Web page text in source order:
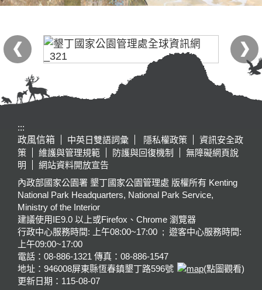
:::
政風信箱
中英日雙語詞彙 隱私權政策
資訊安全政
策
維護與管理規範 防護與回復機制
無障礙網頁說
明
網站資料開放宣告
內政部國家公園署 墾丁國家公園管理處 版權所有 Kenting
National Park Headquarters, National Park Service,
Ministry of the Interior
建議使用IE9.0 以上或Firefox、Chrome 瀏覽器
行政中心服務時間: 上午08:00~17:00 ; 遊客中心服務時間:
上午09:00~17:00
電話：08-886-1321 傳真：08-886-1547
地址：946008屏東縣恆春鎮墾丁路596號
(點圖觀看)
更新日期： 115-08-07